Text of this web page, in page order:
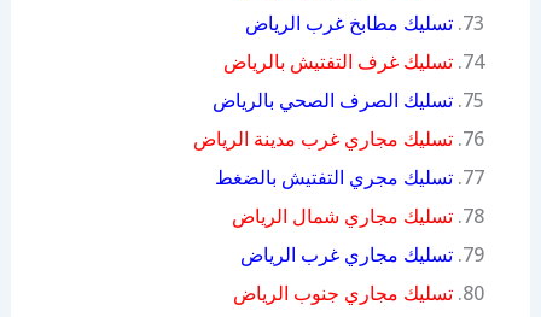
تسليك مطابخ غرب الرياض
تسليك غرف التفتيش بالرياض
تسليك الصرف الصحي بالرياض
تسليك مجاري غرب مدينة الرياض
تسليك مجري التفتيش بالضغط
تسليك مجاري شمال الرياض
تسليك مجاري غرب الرياض
تسليك مجاري جنوب الرياض